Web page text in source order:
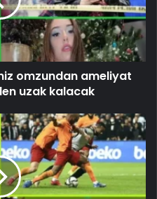
omzundan ameliyat
uzak kalacak